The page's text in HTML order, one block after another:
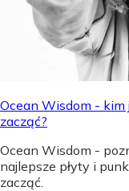
Ocean Wisdom - kim
zacząć?
Ocean Wisdom -
najlepsze płyty i
zacząć.